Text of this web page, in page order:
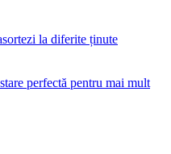
la diferite ținute
perfectă pentru mai mult